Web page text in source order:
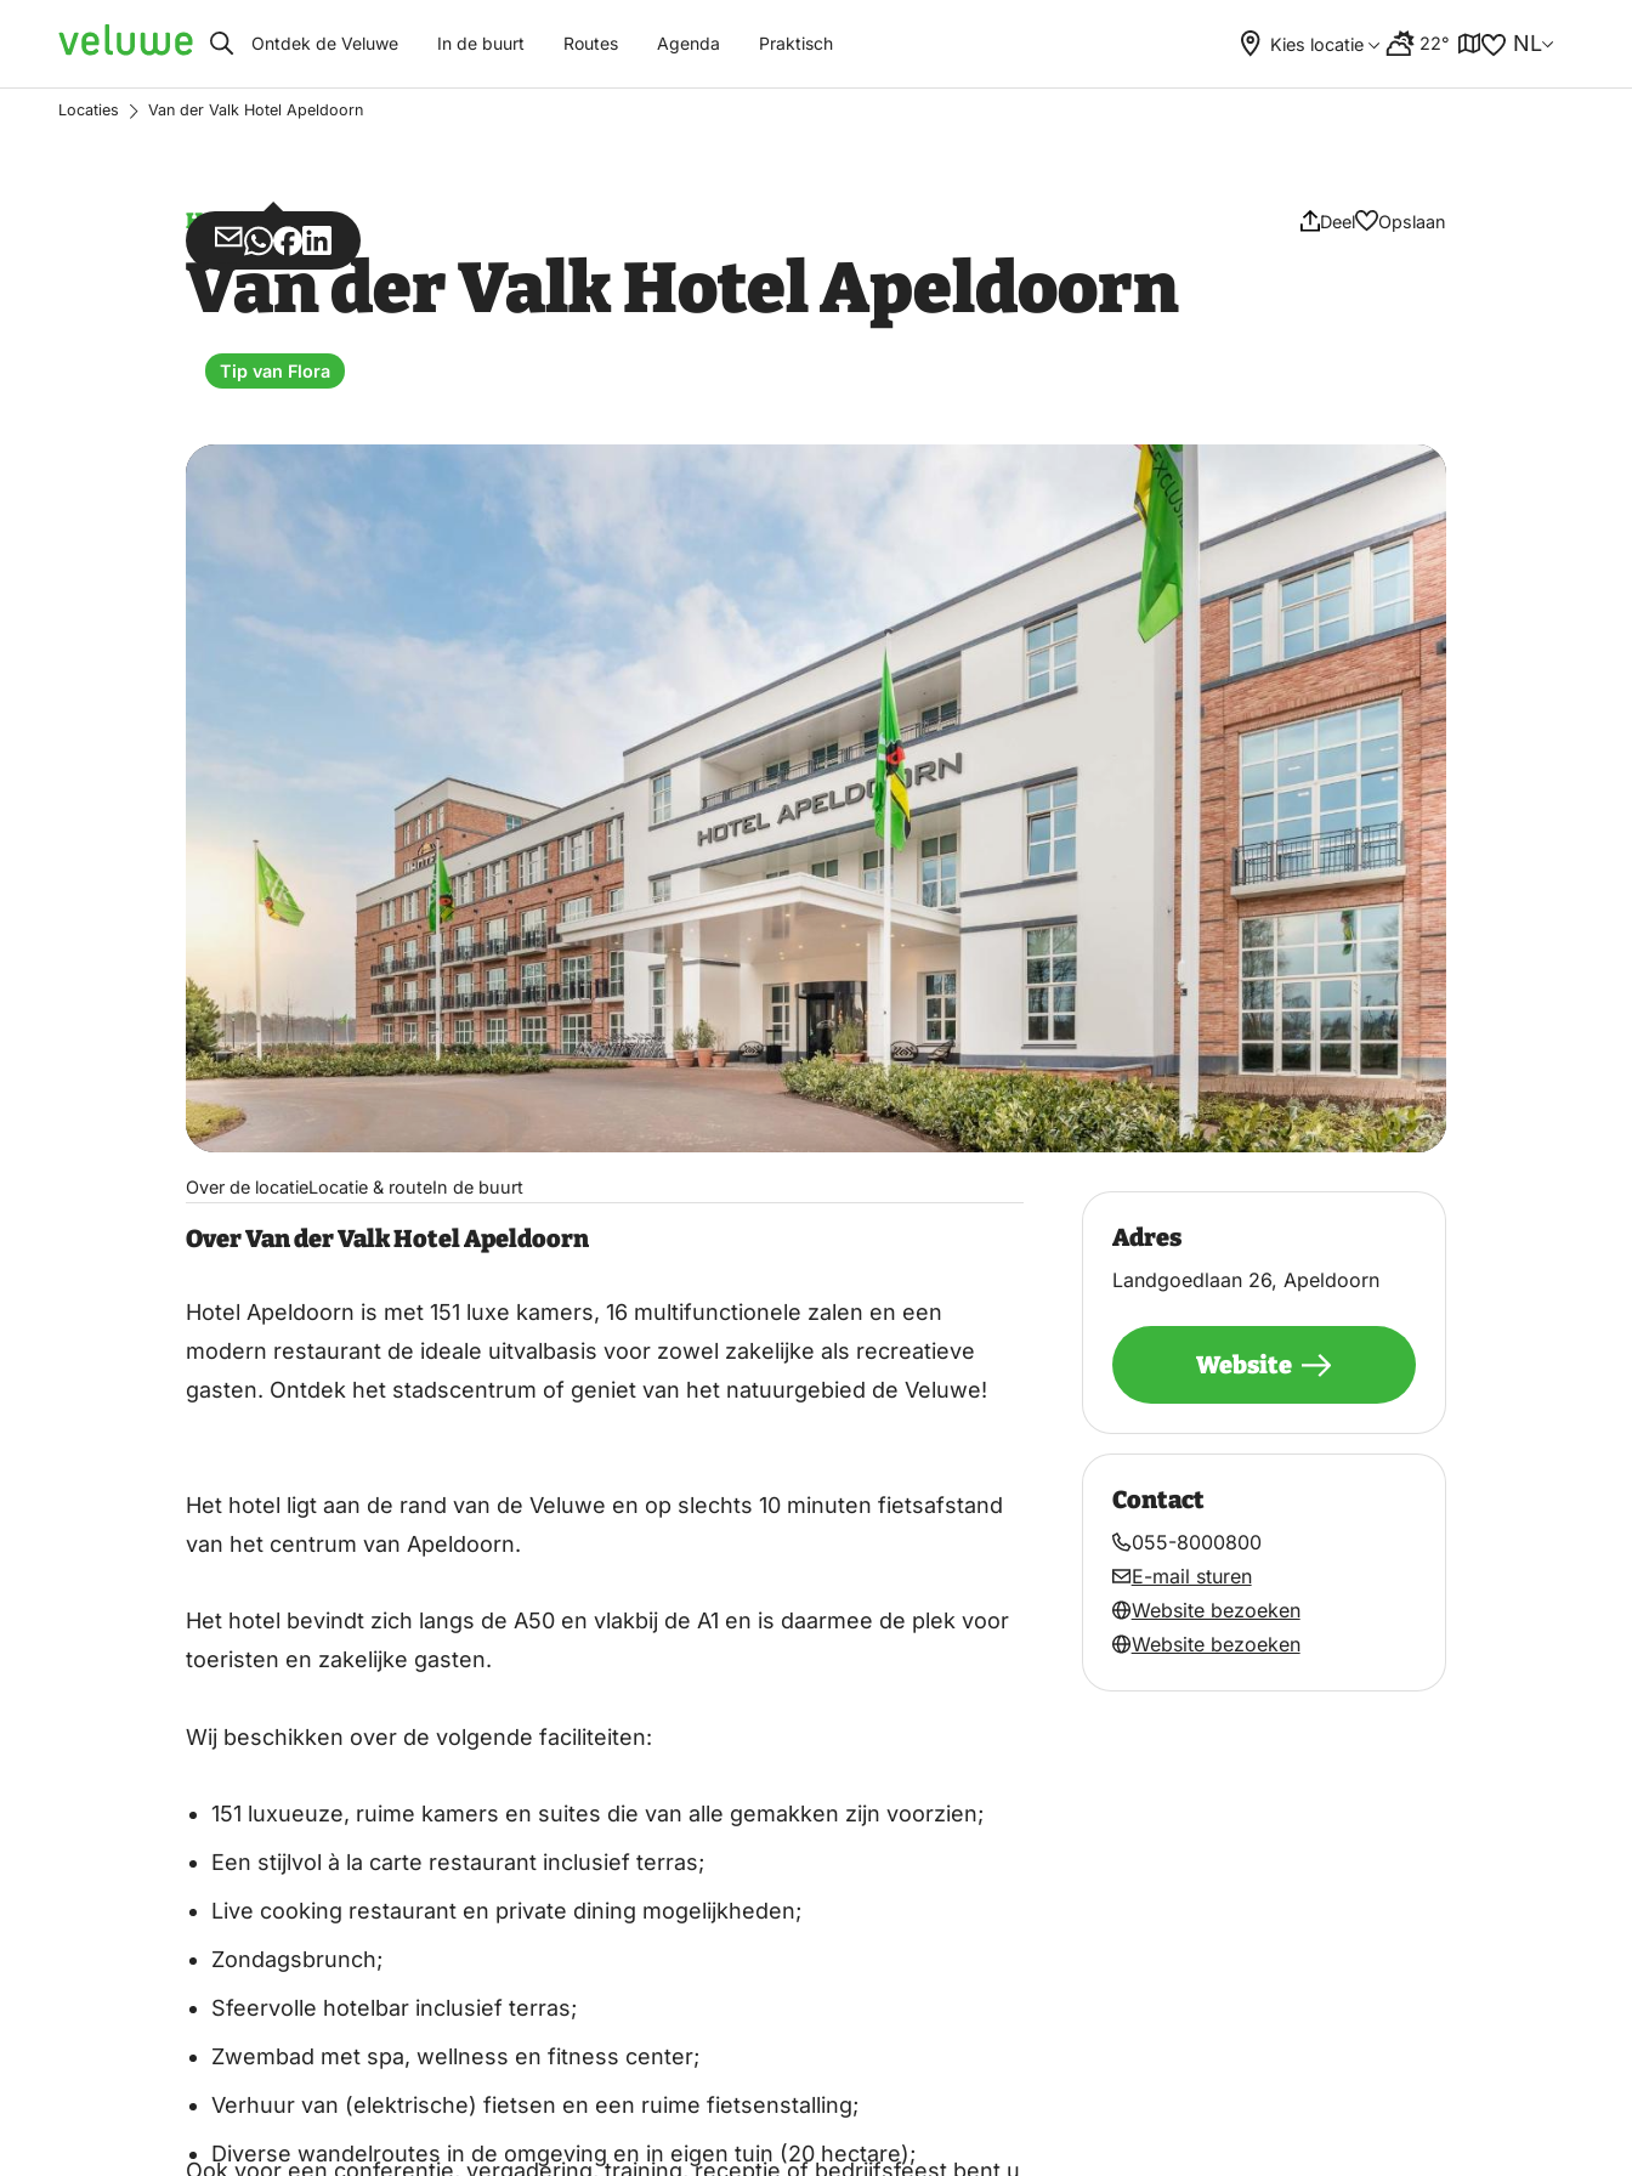
Veluwe Ontdek de Veluwe In de buurt Routes Agenda Praktisch Kies locatie 22° NL
Locaties Van der Valk Hotel Apeldoorn
Hotel Deel
Deel
via
Deel
via
Deel
op
Deel
op
Opslaan
Van der Valk Hotel Apeldoorn
Tip van Flora
Over de locatieLocatie & routeIn de buurt
Over Van der Valk Hotel Apeldoorn
Hotel Apeldoorn is met 151 luxe kamers, 16 multifunctionele zalen en een
modern restaurant de ideale uitvalbasis voor zowel zakelijke als recreatieve
gasten. Ontdek het stadscentrum of geniet van het natuurgebied de Veluwe!
Het hotel ligt aan de rand van de Veluwe en op slechts 10 minuten fietsafstand
van het centrum van Apeldoorn.
Het hotel bevindt zich langs de A50 en vlakbij de A1 en is daarmee de plek voor
toeristen en zakelijke gasten.
Wij beschikken over de volgende faciliteiten:
151 luxueuze, ruime kamers en suites die van alle gemakken zijn voorzien;
Een stijlvol à la carte restaurant inclusief terras;
Live cooking restaurant en private dining mogelijkheden;
Zondagsbrunch;
Sfeervolle hotelbar inclusief terras;
Zwembad met spa, wellness en fitness center;
Verhuur van (elektrische) fietsen en een ruime fietsenstalling;
Diverse wandelroutes in de omgeving en in eigen tuin (20 hectare);
Adres
Landgoedlaan 26, Apeldoorn
Website
Contact
055-8000800
E-mail sturen
Website bezoeken
Website bezoeken